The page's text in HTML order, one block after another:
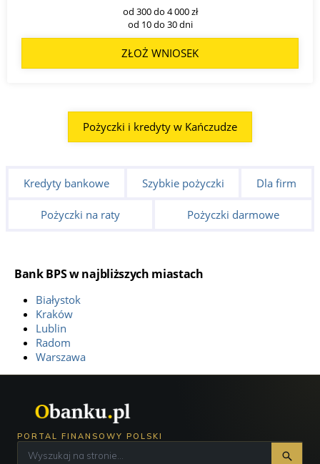
od 300 do 4 000 zł
od 10 do 30 dni
ZŁOŻ WNIOSEK
Pożyczki i kredyty w Kańczudze
Kredyty bankowe Szybkie pożyczki Dla firm
Pożyczki na raty Pożyczki darmowe
Bank BPS w najbliższych miastach
Białystok
Kraków
Lublin
Radom
Warszawa
PORTAL FINANSOWY POLSKI